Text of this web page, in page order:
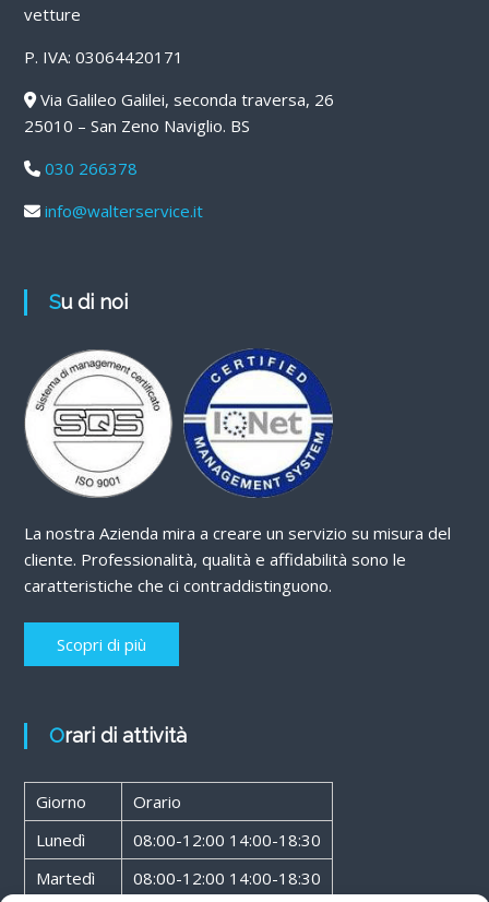
vetture
P. IVA: 03064420171
Via Galileo Galilei, seconda traversa, 26
25010 – San Zeno Naviglio. BS
030 266378
info@walterservice.it
Su di noi
La nostra Azienda mira a creare un servizio su misura del
cliente. Professionalità, qualità e affidabilità sono le
caratteristiche che ci contraddistinguono.
Scopri di più
Orari di attività
Giorno
Orario
Lunedì
08:00-12:00 14:00-18:30
Martedì
08:00-12:00 14:00-18:30